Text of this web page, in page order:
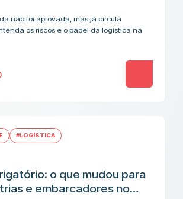
não foi aprovada, mas já circula
os riscos e o papel da logística na
#LOGÍSTICA
o que mudou para
e embarcadores no